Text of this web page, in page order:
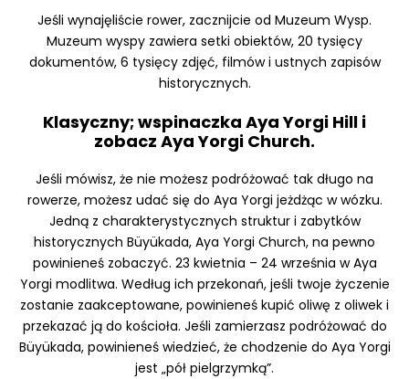
Jeśli wynajęliście rower, zacznijcie od Muzeum Wysp.
Muzeum wyspy zawiera setki obiektów, 20 tysięcy
dokumentów, 6 tysięcy zdjęć, filmów i ustnych zapisów
historycznych.
Klasyczny; wspinaczka Aya Yorgi Hill i
zobacz Aya Yorgi Church.
Jeśli mówisz, że nie możesz podróżować tak długo na
rowerze, możesz udać się do Aya Yorgi jeżdżąc w wózku.
Jedną z charakterystycznych struktur i zabytków
historycznych Büyükada, Aya Yorgi Church, na pewno
powinieneś zobaczyć. 23 kwietnia – 24 września w Aya
Yorgi modlitwa. Według ich przekonań, jeśli twoje życzenie
zostanie zaakceptowane, powinieneś kupić oliwę z oliwek i
przekazać ją do kościoła. Jeśli zamierzasz podróżować do
Büyükada, powinieneś wiedzieć, że chodzenie do Aya Yorgi
jest „pół pielgrzymką”.